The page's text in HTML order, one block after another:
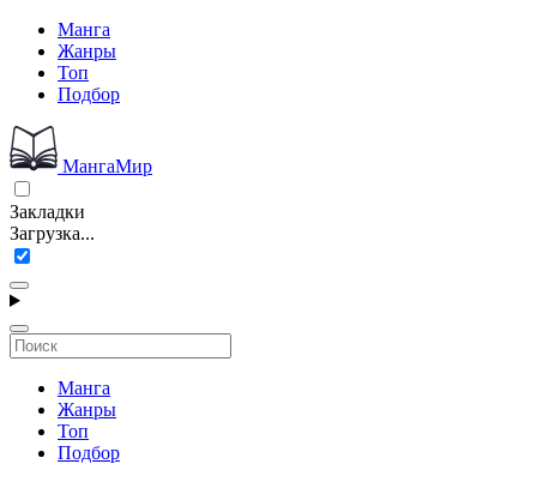
Манга
Жанры
Топ
Подбор
МангаМир
Закладки
Загрузка...
Манга
Жанры
Топ
Подбор